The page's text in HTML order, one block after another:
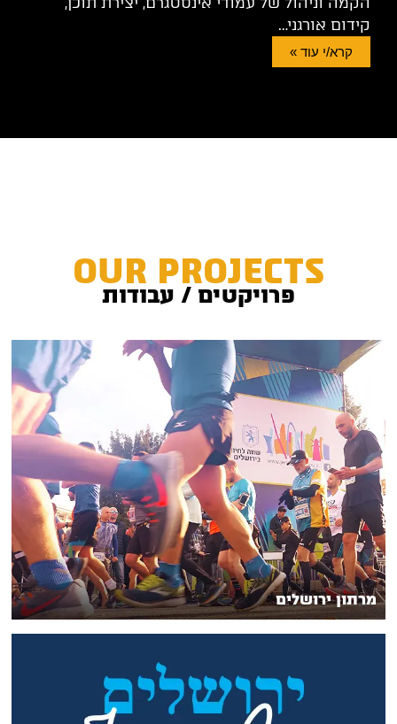
קידום אורגני…
קרא/י עוד »
OUR PROJECTS
פרויקטים / עבודות
מרתון ירושלים